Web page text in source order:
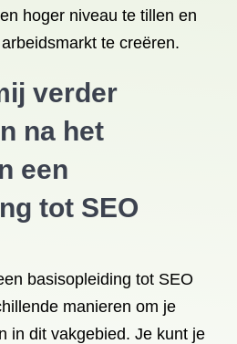
hoger niveau te tillen en
te creëren.
verder
na het
een
tot SEO
basisopleiding tot SEO
manieren om je
in dit vakgebied. Je kunt je